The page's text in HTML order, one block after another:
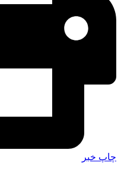
چاپ خبر